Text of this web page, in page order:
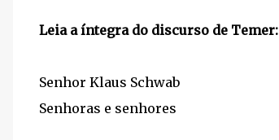
Leia a íntegra do discurso de Temer:
Senhor Klaus Schwab
Senhoras e senhores